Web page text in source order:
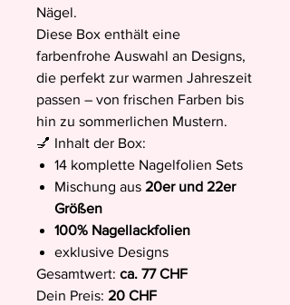
Nägel.
Diese Box enthält eine
farbenfrohe Auswahl an Designs,
die perfekt zur warmen Jahreszeit
passen – von frischen Farben bis
hin zu sommerlichen Mustern.
💅 Inhalt der Box:
14 komplette Nagelfolien Sets
Mischung aus 20er und 22er
Größen
100% Nagellackfolien
exklusive Designs
Gesamtwert: ca. 77 CHF
Dein Preis: 20 CHF